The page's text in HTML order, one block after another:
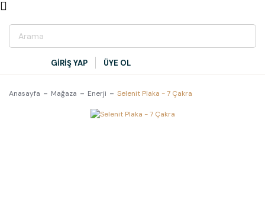
GİRİŞ YAP ÜYE OL
Anasayfa Mağaza Enerji Selenit Plaka - 7 Çakra